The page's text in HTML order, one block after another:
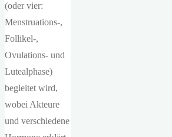
(oder vier:
Menstruations-,
Follikel-,
Ovulations- und
Lutealphase)
begleitet wird,
wobei Akteure
und verschiedene